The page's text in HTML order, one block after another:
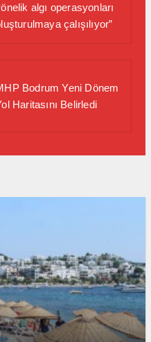
algı operasyonları
çalışılıyor”
Bodrum Yeni Dönem
Haritasını Belirledi